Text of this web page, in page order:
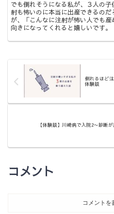
でも倒れそうになる私が、３人の
射も怖いのに本当に出産できるの
が、「こんなに注射が怖い人でも
向きになってくれると嬉しいです。
倒れるほど
体験談
【体験談】川崎病で入院2〜診断
コメント
コメントを